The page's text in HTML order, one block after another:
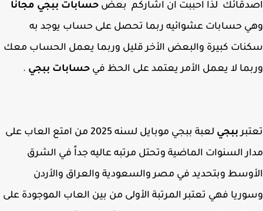
لذا احببت ان اشاركم بعضحسابات ببجي مجانا
حسابات عشوائيه ربما تحصل على حساب يوجد به
كبيرة والبعض الأخر قليل وربما يعمل الحساب معك
لا يعمل الأمر يعتمد على الحظ فيحسابات ببجي.
ببجي
لعبة ببجي موبايل لسنه 2025 من امتع العاب على
السنوات الماضية وتحتل مرتبه عاليه جداً في الشرق
وبتحديد في مصر والسعودية والعراق والأردن
فهي تعتبر المرتبة الأولى من بين العاب الموجودة على